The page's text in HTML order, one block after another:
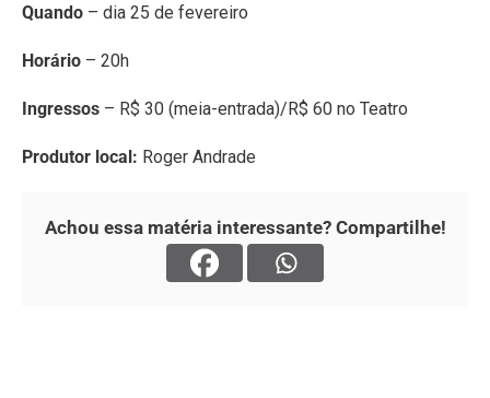
Quando – dia 25 de fevereiro
Horário – 20h
Ingressos – R$ 30 (meia-entrada)/R$ 60 no Teatro
Produtor local: Roger Andrade
Achou essa matéria interessante? Compartilhe!